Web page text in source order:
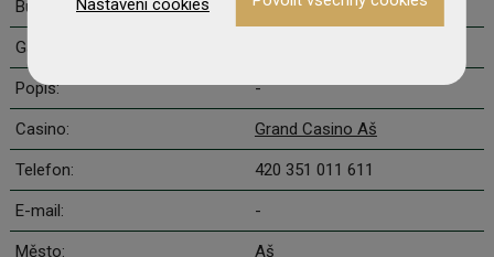
Buy-in: 80+50+20 €
Garance:
Popis: -
Casino: Grand Casino Aš
Telefon: 420 351 011 611
E-mail: -
Město: Aš
Nastavení cookies